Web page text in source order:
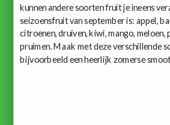
kunnen andere soorten fruit je ineens
seizoensfruit van september is: appel,
citroenen, druiven, kiwi, mango, meloen,
pruimen. Maak met deze verschillende
bijvoorbeeld een heerlijk zomerse